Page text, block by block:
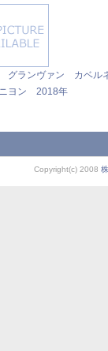
グランヴァン カベル
ヨン 2018年
Copyright(c) 2008